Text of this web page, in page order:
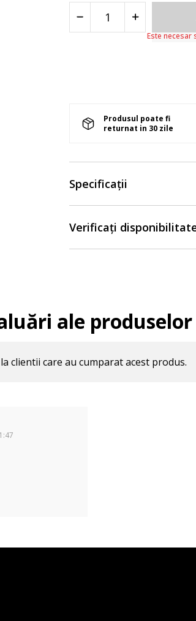
Este necesar
Produsul poate fi
returnat in 30 zile
Specificații
Verificați
ale produselor
clientii care au cumparat acest produs.